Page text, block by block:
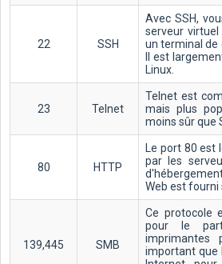
22 SSH
Avec SSH,
serveur
un terminal de
Il est
Linux.
23 Telnet
Telnet est
mais plus
moins sûr que
80 HTTP
Le port 80 est
par les
Web est fourni
139,445 SMB
Ce protocole
pour le
imprimantes
important que